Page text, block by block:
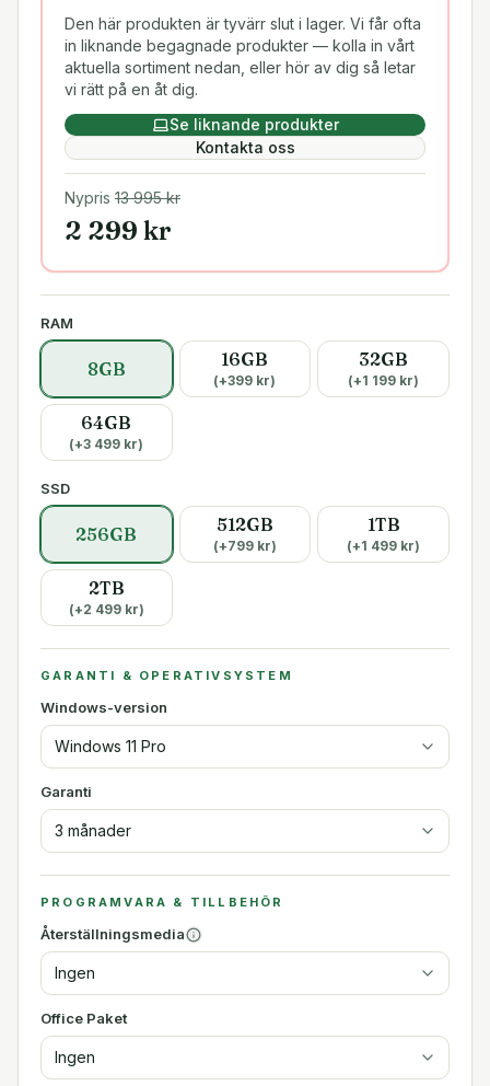
Den här produkten är tyvärr slut i lager. Vi får ofta
in liknande begagnade produkter — kolla in vårt
aktuella sortiment nedan, eller hör av dig så letar
vi rätt på en åt dig.
Se liknande produkter
Kontakta oss
Nypris 13 995kr
2 299 kr
RAM
8GB 16GB
(+399 kr)
32GB
(+1 199 kr)
64GB
(+3 499 kr)
SSD
256GB 512GB
(+799kr)
1TB
(+1 499 kr)
2TB
(+2 499kr)
GARANTI & OPERATIVSYSTEM
Windows-version
Windows 11 Pro
Garanti
3 månader
PROGRAMVARA & TILLBEHÖR
Återställningsmedia
Ingen
Office Paket
Ingen